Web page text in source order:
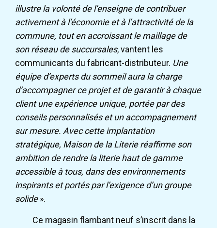
illustre la volonté de l’enseigne de contribuer
activement à l’économie et à l’attractivité de la
commune, tout en accroissant le maillage de
son réseau de succursales, vantent les
communicants du fabricant-distributeur. Une
équipe d’experts du sommeil aura la charge
d’accompagner ce projet et de garantir à chaque
client une expérience unique, portée par des
conseils personnalisés et un accompagnement
sur mesure. Avec cette implantation
stratégique, Maison de la Literie réaffirme son
ambition de rendre la literie haut de gamme
accessible à tous, dans des environnements
inspirants et portés par l’exigence d’un groupe
solide».
Ce magasin flambant neuf s’inscrit dans la